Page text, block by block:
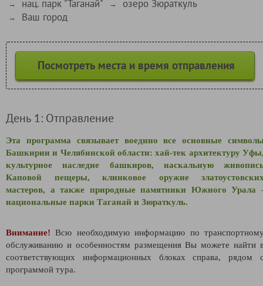
→ нац. парк "Таганай" → озеро Зюраткуль
→ Ваш город
Посмотреть места и время отправления
День 1: Отправление
Эта программа связывает воедино все основные
Башкирии и Челябинской области: хай-тек архитектуру
культурное наследие башкиров, наскальную
Каповой пещеры, клинковое оружие
мастеров, а также природные памятники Южного Урала
национальные парки Таганай и Зюраткуль.
Внимание! Всю необходимую информацию по
обслуживанию и особенностям размещения Вы можете найти
соответствующих информационных блоках справа, рядом
программой тура.